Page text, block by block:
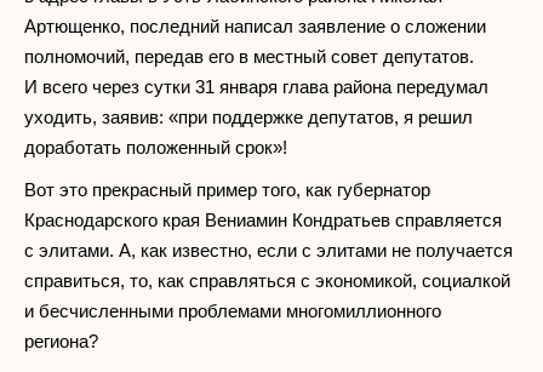
Артющенко, последний написал заявление о сложении
полномочий, передав его в местный совет депутатов.
И всего через сутки 31 января глава района передумал
уходить, заявив: «при поддержке депутатов, я решил
доработать положенный срок»!
Вот это прекрасный пример того, как губернатор
Краснодарского края Вениамин Кондратьев справляется
с элитами. А, как известно, если с элитами не получается
справиться, то, как справляться с экономикой, социалкой
и бесчисленными проблемами многомиллионного
региона?